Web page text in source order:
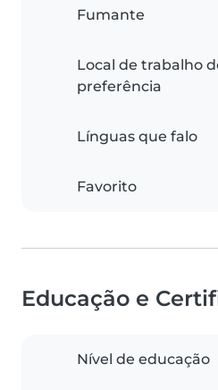
Fumante
Local de trabalho
preferência
Línguas que falo
Favorito
Educação e
Nível de educação